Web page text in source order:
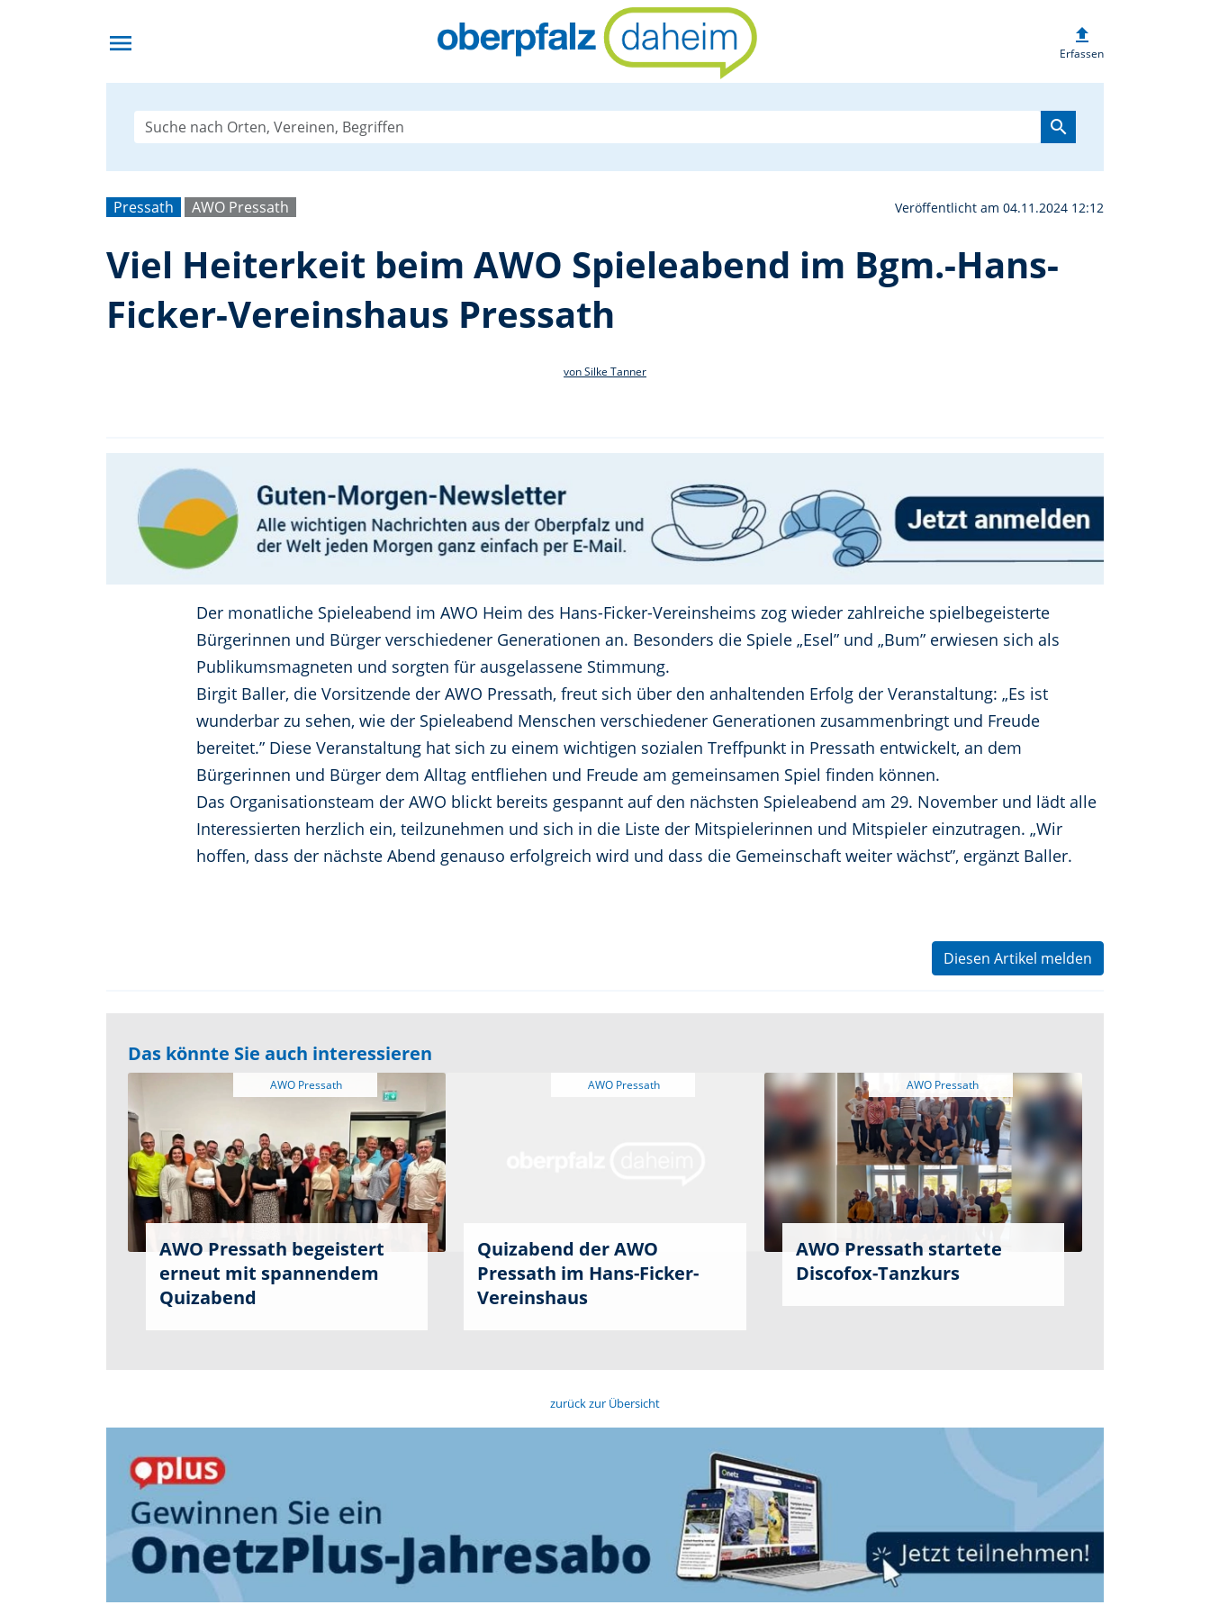
menu Viel Heiterkeit beim AWO
upload
Erfassen
search
Pressath AWO Pressath Veröffentlicht am 04.11.2024 12:12
Viel Heiterkeit beim AWO Spieleabend im Bgm.-Hans-
Ficker-Vereinshaus Pressath
von Silke Tanner
Der monatliche Spieleabend im AWO Heim des Hans-Ficker-Vereinsheims zog wieder zahlreiche spielbegeisterte
Bürgerinnen und Bürger verschiedener Generationen an. Besonders die Spiele „Esel” und „Bum” erwiesen sich als
Publikumsmagneten und sorgten für ausgelassene Stimmung.
Birgit Baller, die Vorsitzende der AWO Pressath, freut sich über den anhaltenden Erfolg der Veranstaltung: „Es ist
wunderbar zu sehen, wie der Spieleabend Menschen verschiedener Generationen zusammenbringt und Freude
bereitet.” Diese Veranstaltung hat sich zu einem wichtigen sozialen Treffpunkt in Pressath entwickelt, an dem
Bürgerinnen und Bürger dem Alltag entfliehen und Freude am gemeinsamen Spiel finden können.
Das Organisationsteam der AWO blickt bereits gespannt auf den nächsten Spieleabend am 29. November und lädt alle
Interessierten herzlich ein, teilzunehmen und sich in die Liste der Mitspielerinnen und Mitspieler einzutragen. „Wir
hoffen, dass der nächste Abend genauso erfolgreich wird und dass die Gemeinschaft weiter wächst”, ergänzt Baller.
Diesen Artikel melden
Das könnte Sie auch interessieren
AWO Pressath begeistert
erneut mit spannendem
Quizabend
Quizabend der AWO
Pressath im Hans-Ficker-
Vereinshaus
AWO Pressath
AWO Pressath startete
Discofox-Tanzkurs
zurück zur Übersicht